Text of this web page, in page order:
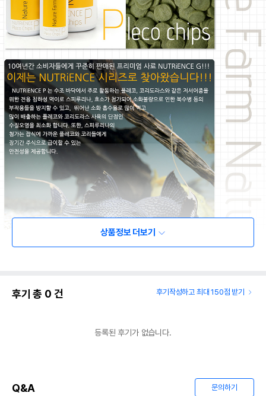
상품정보 더보기
후기 총 0 건 후기작성하고 최대 150점 받기
등록된 후기가 없습니다.
Q&A 문의하기